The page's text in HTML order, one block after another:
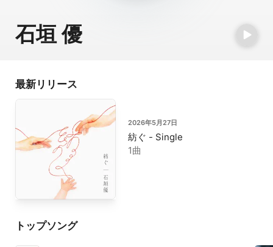
石垣 優
最新リリース
2026年5月27日
紡ぐ - Single
1曲
トップソング